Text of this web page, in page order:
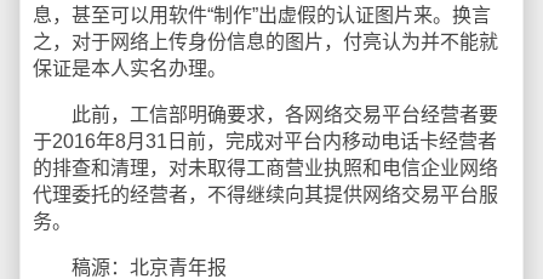
息，甚至可以用软件“制作”出虚假的认证图片来。换言
之，对于网络上传身份信息的图片，付亮认为并不能就
保证是本人实名办理。
此前，工信部明确要求，各网络交易平台经营者要
于2016年8月31日前，完成对平台内移动电话卡经营者
的排查和清理，对未取得工商营业执照和电信企业网络
代理委托的经营者，不得继续向其提供网络交易平台服
务。
稿源：北京青年报